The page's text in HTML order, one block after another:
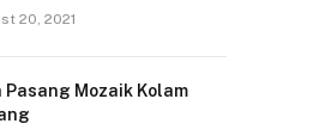
20, 2021
Pasang Mozaik Kolam